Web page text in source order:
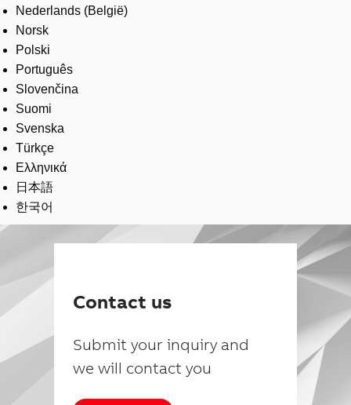
Nederlands (België)
Norsk
Polski
Português
Slovenčina
Suomi
Svenska
Türkçe
Ελληνικά
日本語
한국어
Contact us
Submit your inquiry and
we will contact you